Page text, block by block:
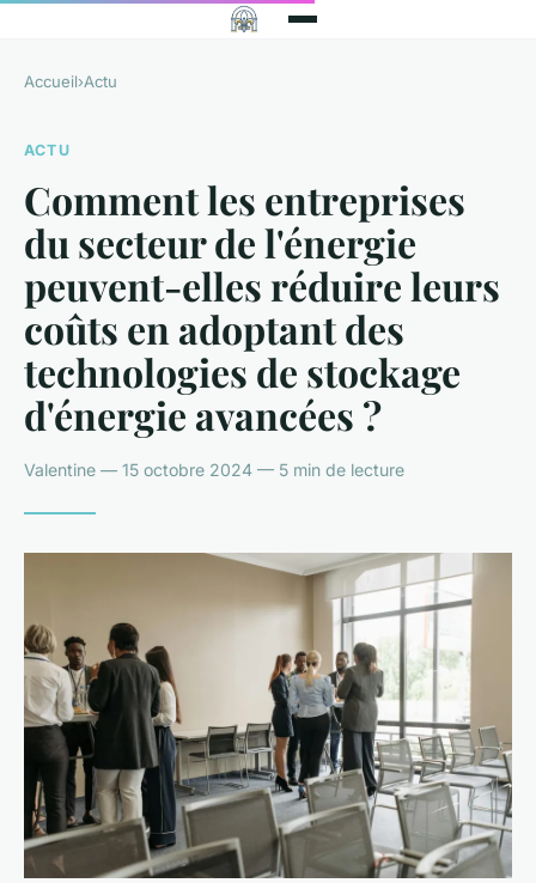
Accueil›Actu
ACTU
Comment les entreprises
du secteur de l'énergie
peuvent-elles réduire leurs
coûts en adoptant des
technologies de stockage
d'énergie avancées ?
Valentine — 15 octobre 2024 — 5 min de lecture